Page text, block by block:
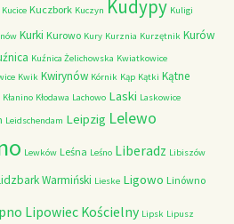
Kucice Kuczbork Kuczyn Kudypy Kuligi
Kurki Kurowo Kury Kurznia Kurzętnik Kurów
Kuźnica Żelichowska Kwiatkowice
Kwik Kwirynów Kórnik Kąp Kątki Kątne
Kłanino Kłodawa Lachowo Laski Laskowice
Leidschendam Leipzig Lelewo
Lewków Leśna Leśno Liberadz Libiszów
Warmiński Lieske Ligowo Linówno
Lipowiec Kościelny Lipsk Lipusz